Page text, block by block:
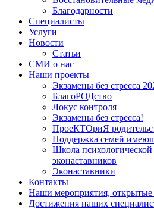
Благодарности
Специалисты
Услуги
Новости
Статьи
СМИ о нас
Наши проекты
Экзамены без стресса
БлагоРОДство
Локус контроля
Экзамены без стресса!
ПроеКТОриЯ
Поддержка семей
Школа психологической
эконаставников
Эконаставники
Контакты
Наши мероприятия, открытые
Достижения наших